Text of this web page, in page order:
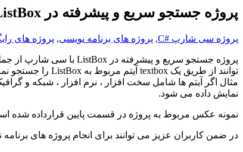
پروژه جستجو سریع و پیشرفته در ListBox با سی شارپ-رایگان
پروژه سی شارپ #C , پروژه های برنامه نویسی, پروژه های
پروژه جستجو سریع و پیشرفته در ListBox با سی شارپ از
توانند از طریق یک textbox آیتم مربوط به ListBox را جستجو
مثال اگر آیتم ها شامل سخت افزار ، نرم افزار ، شبکه و
نمایش داده می شود.
نمونه عکس مربوط به پروژه در قسمت پایین قرارداده شده
در ضمن کاربران عزیز می توانند برای انجام پروژه های